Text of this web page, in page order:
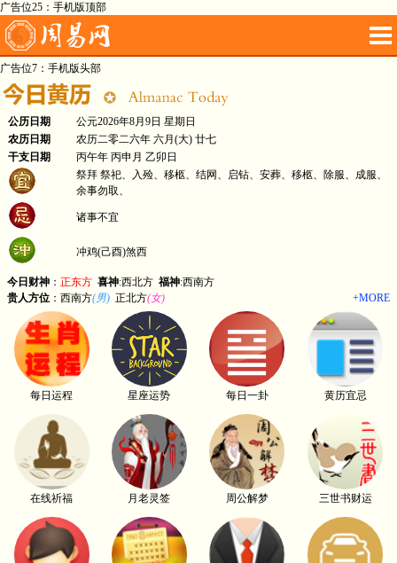
广告位25：手机版顶部
广告位7：手机版头部
公历日期
公元2026年8月9日 星期日
农历日期
农历二零二六年 六月(大) 廿七
干支日期
丙午年 丙申月 乙卯日
祭拜 祭祀、入殓、移柩、结网、启钻、安葬、移柩、除服、成服、
余事勿取、
诸事不宜
冲鸡(己酉)煞西
今日财神 ： 正东方 喜神:西北方 福神:西南方
贵人方位 ：西南方(男) 正北方(女) +MORE
每日运程 星座运势 每日一卦 黄历宜忌
在线祈福 月老灵签 周公解梦 三世书财运